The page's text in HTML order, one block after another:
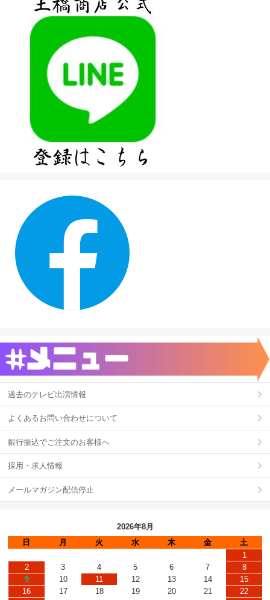
過去のテレビ出演情報
よくあるお問い合わせについて
銀行振込でご注文のお客様へ
採用・求人情報
メールマガジン配信停止
2026年8月
日
月 火 水 木 金
土
1
2
3 4 5 6 7
8
9
10 11 12 13 14
15
16
17 18 19 20 21
22